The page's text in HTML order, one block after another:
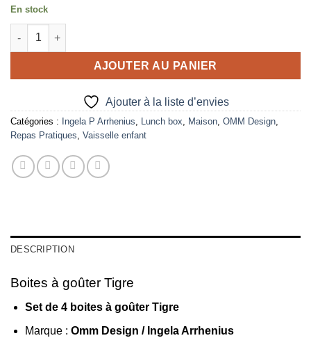
En stock
quantité de Set de 4 boites à goûter Tigre
AJOUTER AU PANIER
Ajouter à la liste d’envies
Catégories : Ingela P Arrhenius, Lunch box, Maison, OMM Design,
Repas Pratiques, Vaisselle enfant
DESCRIPTION
Boites à goûter Tigre
Set de 4 boites à goûter Tigre
Marque : Omm Design / Ingela Arrhenius